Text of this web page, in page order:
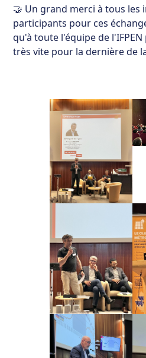
🤝 Un grand merci à tous les
participants pour ces
qu'à toute l'équipe de
très vite pour la dernière de